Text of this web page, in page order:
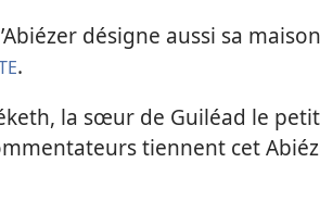
désigne aussi sa
.
la sœur de Guiléad le
tiennent cet